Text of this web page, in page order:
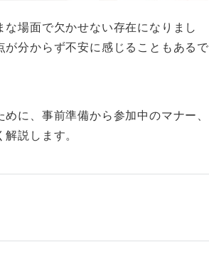
場面で欠かせない存在になりまし
分からず不安に感じることもあるで
に、事前準備から参加中のマナー、
説します。